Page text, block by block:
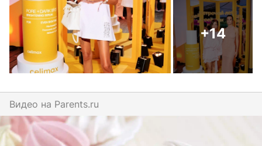
+14
Видео на parents.ru